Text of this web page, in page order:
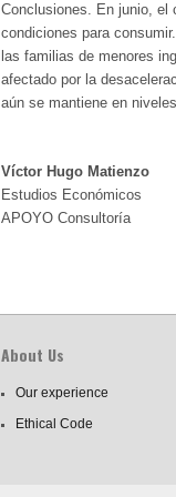
Conclusiones. En junio, el
condiciones para
las familias de menores
afectado por la
aún se mantiene en
Víctor Hugo Matienzo
Estudios Económicos
APOYO Consultoría
About Us
Our experience
Ethical Code